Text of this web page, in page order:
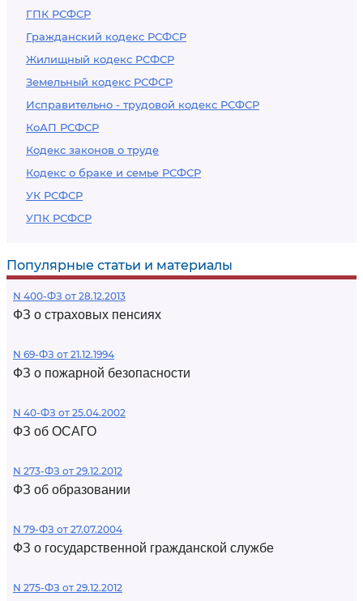
ГПК РСФСР
Гражданский кодекс РСФСР
Жилищный кодекс РСФСР
Земельный кодекс РСФСР
Исправительно - трудовой кодекс РСФСР
КоАП РСФСР
Кодекс законов о труде
Кодекс о браке и семье РСФСР
УК РСФСР
УПК РСФСР
Популярные статьи и материалы
N 400-ФЗ от 28.12.2013
ФЗ о страховых пенсиях
N 69-ФЗ от 21.12.1994
ФЗ о пожарной безопасности
N 40-ФЗ от 25.04.2002
ФЗ об ОСАГО
N 273-ФЗ от 29.12.2012
ФЗ об образовании
N 79-ФЗ от 27.07.2004
ФЗ о государственной гражданской службе
N 275-ФЗ от 29.12.2012